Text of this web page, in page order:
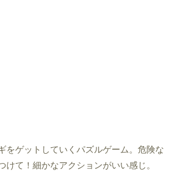
をゲットしていくパズルゲーム。危険な
けて！細かなアクションがいい感じ。